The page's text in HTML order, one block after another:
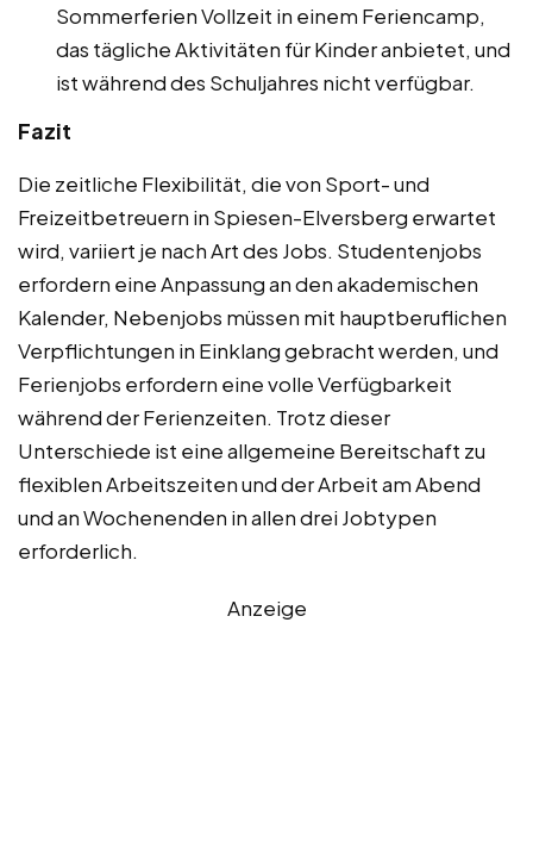
Sommerferien Vollzeit in einem Feriencamp,
das tägliche Aktivitäten für Kinder anbietet, und
ist während des Schuljahres nicht verfügbar.
Fazit
Die zeitliche Flexibilität, die von Sport- und
Freizeitbetreuern in Spiesen-Elversberg erwartet
wird, variiert je nach Art des Jobs. Studentenjobs
erfordern eine Anpassung an den akademischen
Kalender, Nebenjobs müssen mit hauptberuflichen
Verpflichtungen in Einklang gebracht werden, und
Ferienjobs erfordern eine volle Verfügbarkeit
während der Ferienzeiten. Trotz dieser
Unterschiede ist eine allgemeine Bereitschaft zu
flexiblen Arbeitszeiten und der Arbeit am Abend
und an Wochenenden in allen drei Jobtypen
erforderlich.
Anzeige